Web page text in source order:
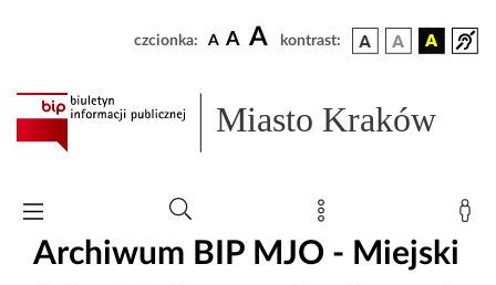
czcionka: A A A kontrast:
Miasto Kraków
Archiwum BIP MJO - Miejski